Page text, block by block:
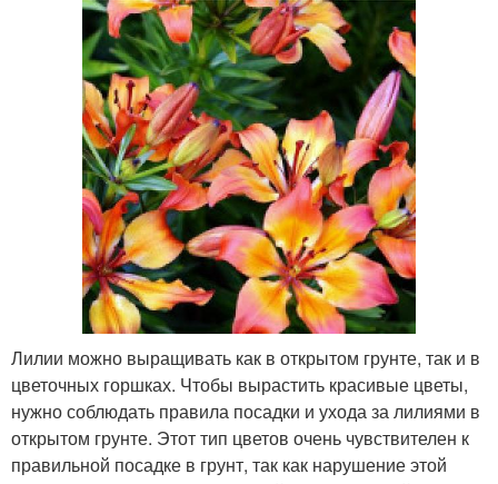
Лилии можно выращивать как в открытом грунте, так и в
цветочных горшках. Чтобы вырастить красивые цветы,
нужно соблюдать правила посадки и ухода за лилиями в
открытом грунте. Этот тип цветов очень чувствителен к
правильной посадке в грунт, так как нарушение этой